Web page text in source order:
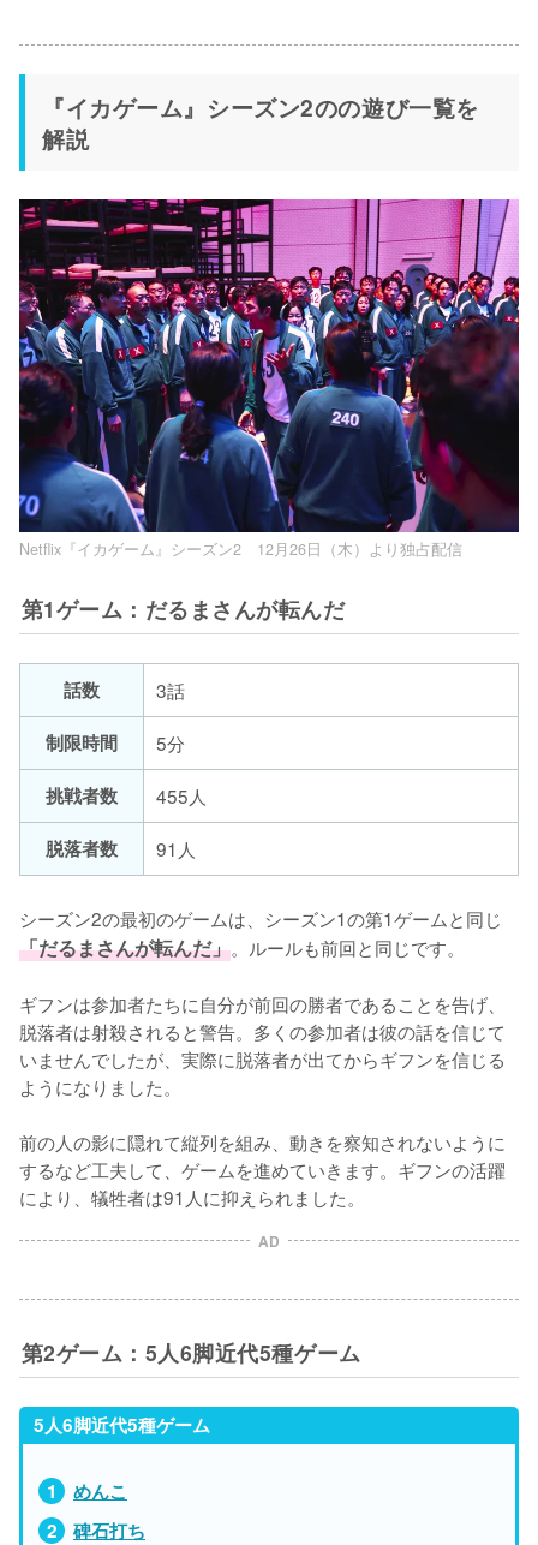
『イカゲーム』シーズン2のの遊び一覧を
解説
Netflix『イカゲーム』シーズン2 12月26日（木）より独占配信
第1ゲーム：だるまさんが転んだ
話数
3話
制限時間
5分
挑戦者数
455人
脱落者数
91人
シーズン2の最初のゲームは、シーズン1の第1ゲームと同じ
「だるまさんが転んだ」。ルールも前回と同じです。
ギフンは参加者たちに自分が前回の勝者であることを告げ、
脱落者は射殺されると警告。多くの参加者は彼の話を信じて
いませんでしたが、実際に脱落者が出てからギフンを信じる
ようになりました。
前の人の影に隠れて縦列を組み、動きを察知されないように
するなど工夫して、ゲームを進めていきます。ギフンの活躍
により、犠牲者は91人に抑えられました。
AD
第2ゲーム：5人6脚近代5種ゲーム
5人6脚近代5種ゲーム
めんこ
碑石打ち